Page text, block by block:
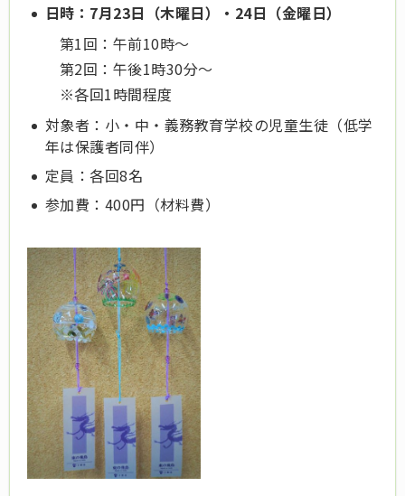
日時：7月23日（木曜日）・24日（金曜日）
第1回：午前10時～
第2回：午後1時30分～
※各回1時間程度
対象者：小・中・義務教育学校の児童生徒（低学
年は保護者同伴）
定員：各回8名
参加費：400円（材料費）